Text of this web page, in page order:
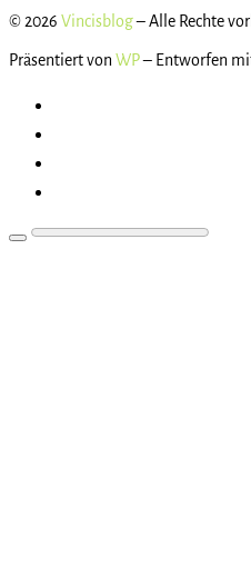
© 2026 Vincisblog– Alle Rechte
Präsentiert von WP– Entworfen